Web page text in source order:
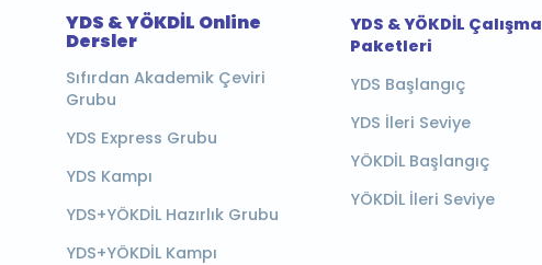
YDS & YÖKDİL Online
Dersler
Sıfırdan Akademik Çeviri
Grubu
YDS Express Grubu
YDS Kampı
YDS+YÖKDİL Hazırlık Grubu
YDS+YÖKDİL Kampı
YDS & YÖKDİL Çalışma
Paketleri
YDS Başlangıç
YDS İleri Seviye
YÖKDİL Başlangıç
YÖKDİL İleri Seviye